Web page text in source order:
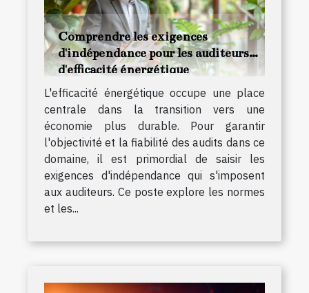
Comprendre les exigences
d'indépendance pour les auditeurs
d'efficacité énergétique
L'efficacité énergétique occupe une place
centrale dans la transition vers une
économie plus durable. Pour garantir
l'objectivité et la fiabilité des audits dans ce
domaine, il est primordial de saisir les
exigences d'indépendance qui s'imposent
aux auditeurs. Ce poste explore les normes
et les...